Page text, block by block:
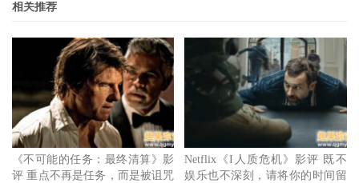
人马，并在末段时以更直接的方式加以致敬，因此使
镳客》的合体，最后就连故事的内在核心，也几乎完全以成
人观众作为主要诉求。
相关推荐
《不可能的任务：最终清算》影
评 重点不再是任务，而是被诅咒
Netflix《I人质危机》影评 既不
娱乐也不深刻，请将你的时间留